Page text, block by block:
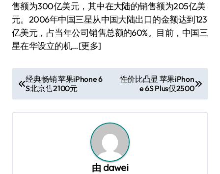
售额为300亿美元，其中在大陆的销售额为205亿美
元。2006年中国三星从中国大陆出口的金额达到123
亿美元，占当年公司销售总额的60%。目前，中国三
星在华设立的机…[更多]
章
导
经典畅销 苹果iPhone 6
S北京售2100元
性价比凸显 苹果iPhon
e 6S Plus仅2500
由 dawei